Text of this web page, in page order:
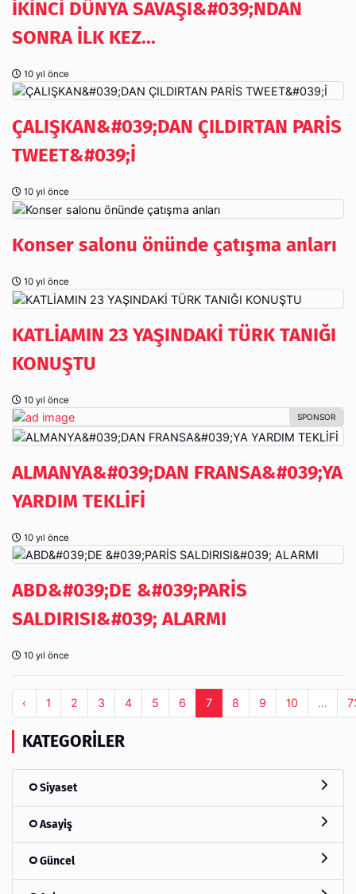
İKİNCİ DÜNYA SAVAŞI&#039;NDAN
SONRA İLK KEZ...
10 yıl önce
ÇALIŞKAN&#039;DAN ÇILDIRTAN PARİS
TWEET&#039;İ
10 yıl önce
Konser salonu önünde çatışma anları
10 yıl önce
KATLİAMIN 23 YAŞINDAKİ TÜRK TANIĞI
KONUŞTU
10 yıl önce
ALMANYA&#039;DAN FRANSA&#039;YA
YARDIM TEKLİFİ
10 yıl önce
ABD&#039;DE &#039;PARİS
SALDIRISI&#039; ALARMI
10 yıl önce
‹ 1 2 3 4 5 6 7 8 9 10 ...
KATEGORILER
Siyaset
Asayiş
Güncel